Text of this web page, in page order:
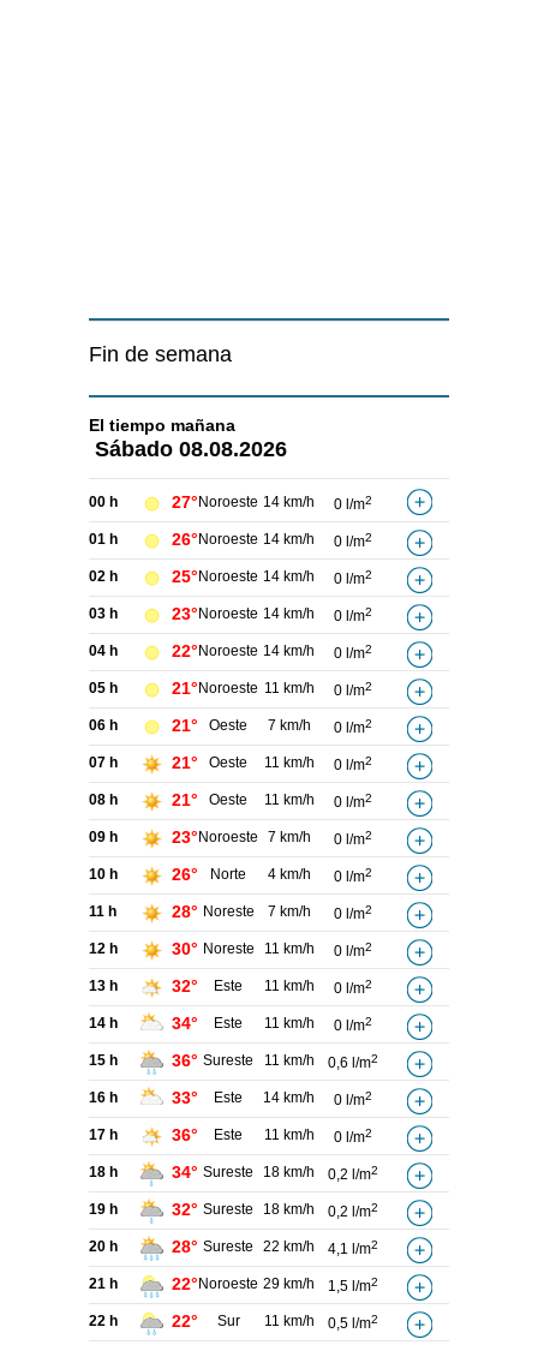
Fin de semana
El tiempo mañana
Sábado 08.08.2026
00 h 27° Noroeste 14 km/h 0 l/m2
01 h 26° Noroeste 14 km/h 0 l/m2
02 h 25° Noroeste 14 km/h 0 l/m2
03 h 23° Noroeste 14 km/h 0 l/m2
04 h 22° Noroeste 14 km/h 0 l/m2
05 h 21° Noroeste 11 km/h 0 l/m2
06 h 21° Oeste 7 km/h 0 l/m2
07 h 21° Oeste 11 km/h 0 l/m2
08 h 21° Oeste 11 km/h 0 l/m2
09 h 23° Noroeste 7 km/h 0 l/m2
10 h 26° Norte 4 km/h 0 l/m2
11 h 28° Noreste 7 km/h 0 l/m2
12 h 30° Noreste 11 km/h 0 l/m2
13 h 32° Este 11 km/h 0 l/m2
14 h 34° Este 11 km/h 0 l/m2
15 h 36° Sureste 11 km/h 0,6 l/m2
16 h 33° Este 14 km/h 0 l/m2
17 h 36° Este 11 km/h 0 l/m2
18 h 34° Sureste 18 km/h 0,2 l/m2
19 h 32° Sureste 18 km/h 0,2 l/m2
20 h 28° Sureste 22 km/h 4,1 l/m2
21 h 22° Noroeste 29 km/h 1,5 l/m2
22 h 22° Sur 11 km/h 0,5 l/m2